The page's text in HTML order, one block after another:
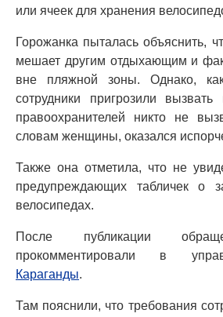
или ячеек для хранения
Горожанка пыталась объяснить,
мешает другим отдыхающим и
вне пляжной зоны. Однако,
сотрудники пригрозили
правоохранителей никто не
словам женщины, оказался
Также она отметила, что не
предупреждающих табличек о
велосипедах.
После публикации
прокомментировали в
Караганды.
Там пояснили, что требования